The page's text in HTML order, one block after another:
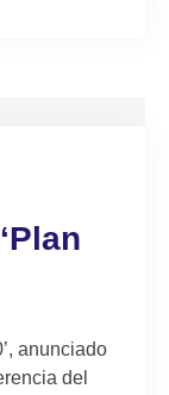
anunciado
del